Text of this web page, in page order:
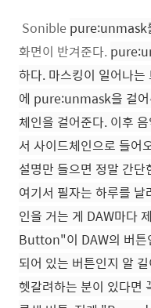
Sonible pure:unmask
화면이 반겨준다.
하다. 마스킹이 일어나
에 pure:unmask을 걸어
체인을 걸어준다. 이후
서 사이드체인으로 들어
설명만 들으면 정말 간
여기서 필자는 하루를
인을 거는 게 DAW마다
Button"이 DAW의 버
되어 있는 버튼인지 알
헷갈려하는 분이 있다면